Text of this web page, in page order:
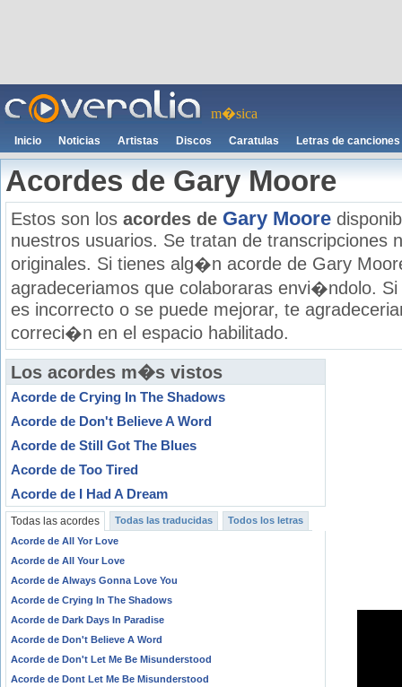
m�sica
Inicio Noticias Artistas Discos Caratulas Letras de canciones
Acordes de Gary Moore
Estos son los acordes de Gary Moore
nuestros usuarios. Se tratan de transcripciones
originales. Si tienes alg�n acorde de Gary
agradeceriamos que colaboraras envi�ndolo.
es incorrecto o se puede mejorar, te
correci�n en el espacio habilitado.
Los acordes m�s vistos
Acorde de Crying In The Shadows
Acorde de Don't Believe A Word
Acorde de Still Got The Blues
Acorde de Too Tired
Acorde de I Had A Dream
Todas las acordes Todas las traducidas
Todos los letras
Acorde de All Yor Love
Acorde de All Your Love
Acorde de Always Gonna Love You
Acorde de Crying In The Shadows
Acorde de Dark Days In Paradise
Acorde de Don't Believe A Word
Acorde de Don't Let Me Be Misunderstood
Acorde de Dont Let Me Be Misunderstood